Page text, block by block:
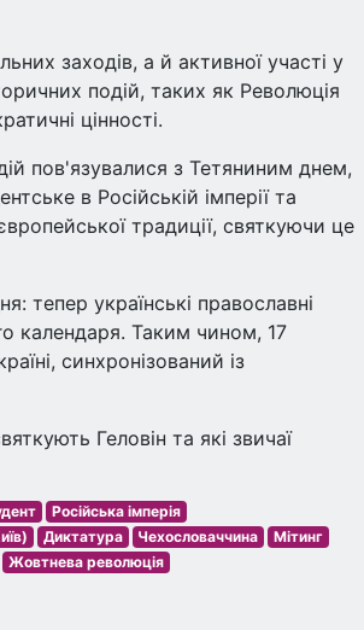
заходів, а й активної участі у
подій, таких як Революція
цінності.
пов'язувалися з Тетяниним днем,
в Російській імперії та
традиції, святкуючи це
тепер українські православні
календаря. Таким чином, 17
синхронізований із
Геловін та які звичаї
Російська імперія
Диктатура Чехословаччина
Мітинг
Жовтнева революція